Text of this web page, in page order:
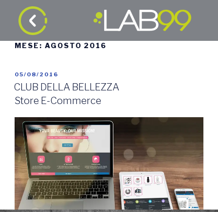
MESE: AGOSTO 2016
05/08/2016
CLUB DELLA BELLEZZA
Store E-Commerce